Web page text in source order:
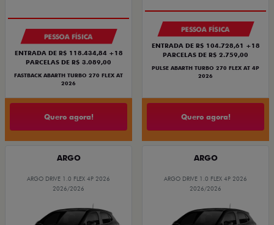
PESSOA FÍSICA
ENTRADA DE R$ 118.434,84 +18
PARCELAS DE R$ 3.089,00
FASTBACK ABARTH TURBO 270 FLEX AT
2026
Quero agora!
PESSOA FÍSICA
ENTRADA DE R$ 104.728,61 +18
PARCELAS DE R$ 2.759,00
PULSE ABARTH TURBO 270 FLEX AT 4P
2026
Quero agora!
ARGO
ARGO DRIVE 1.0 FLEX 4P 2026
2026/2026
ARGO
ARGO DRIVE 1.0 FLEX 4P 2026
2026/2026